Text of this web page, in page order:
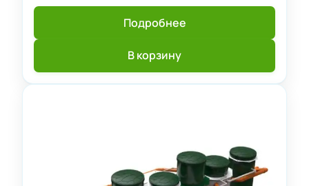
Подробнее
В корзину